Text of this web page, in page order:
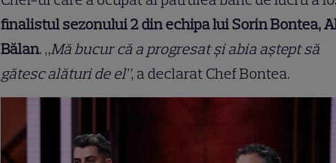
finalistul sezonului 2 din echipa lui Sorin Bontea,
Bălan. „Mă bucur că a progresat și abia aștept să
gătesc alături de el”, a declarat Chef Bontea.